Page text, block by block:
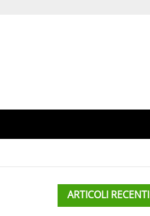
ARTICOLI RECENTI